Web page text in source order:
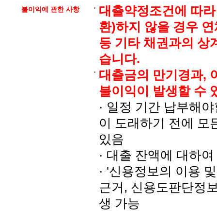
불이익에 관한 사항
대출약정조건에 따
환)하지 않을 경우
등 기타 채권과의 상
습니다.
대출금의 만기경과,
불이익이 발생할 수
· 일정 기간 납부해
이 도래하기 전에 모
있음
· 대출 잔액에 대하
· '신용정보의 이용
근거, 신용도판단정
생 가능